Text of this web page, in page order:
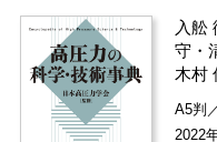
入舩
守 ・
木村
A5判
2022